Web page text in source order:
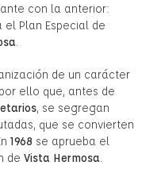
con la anterior:
el Plan Especial de
de un carácter
ello que, antes de
, se segregan
que se convierten
1968 se aprueba el
de Vista Hermosa